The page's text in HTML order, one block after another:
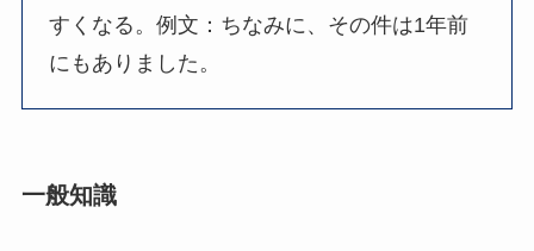
すくなる。例文：ちなみに、その件は1年前
にもありました。
一般知識